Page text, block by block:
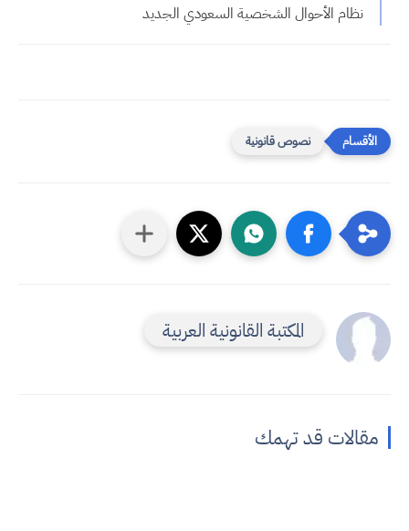
نظام الأحوال الشخصية السعودي الجديد
نصوص قانونية
المكتبة القانونية العربية
مقالات قد تهمك